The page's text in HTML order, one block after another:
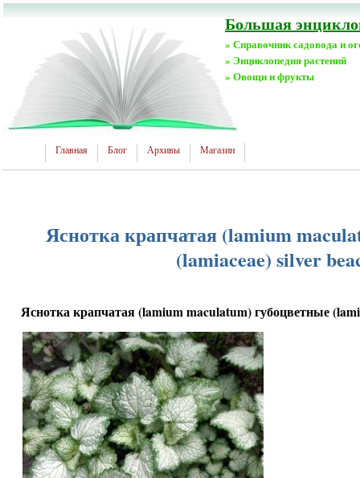
Большая
» Справочник садовода и
» Энциклопедия растений
» Овощи и фрукты
Главная Блог Архивы Магазин
Яснотка крапчатая (lamium
(lamiaceae) silver
Яснотка крапчатая (lamium maculatum) губоцветные